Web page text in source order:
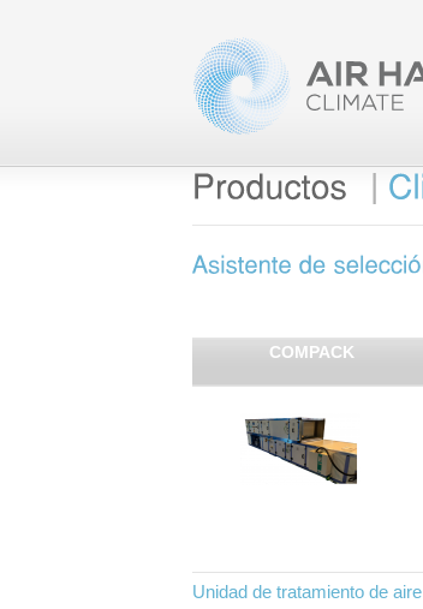
|
COMPACK
Unidad de tratamiento de aire